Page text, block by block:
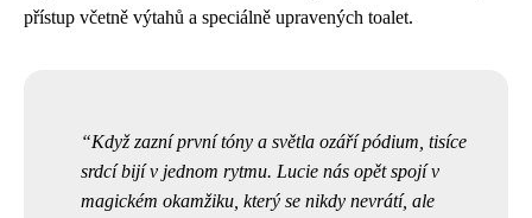
přístup včetně výtahů a speciálně upravených toalet.
Když zazní první tóny a světla ozáří pódium, tisíce
srdcí bijí v jednom rytmu. Lucie nás opět spojí v
magickém okamžiku, který se nikdy nevrátí, ale